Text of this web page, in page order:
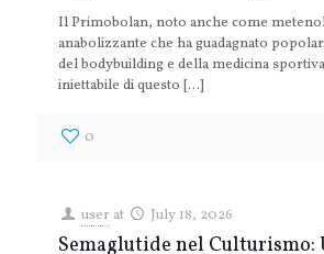
Il Primobolan, noto anche come
anabolizzante che ha guadagnato
del bodybuilding e della medicina
iniettabile di questo […]
0
user at July 18, 2026
Semaglutide nel Culturismo: